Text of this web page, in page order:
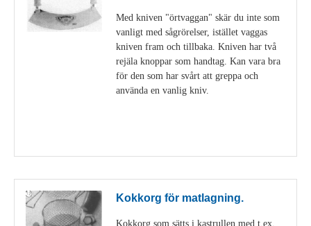
Med kniven "örtvaggan" skär du inte som
vanligt med sågrörelser, istället vaggas
kniven fram och tillbaka. Kniven har två
rejäla knoppar som handtag. Kan vara bra
för den som har svårt att greppa och
använda en vanlig kniv.
Kokkorg för matlagning.
Kokkorg som sätts i kastrullen med t.ex.